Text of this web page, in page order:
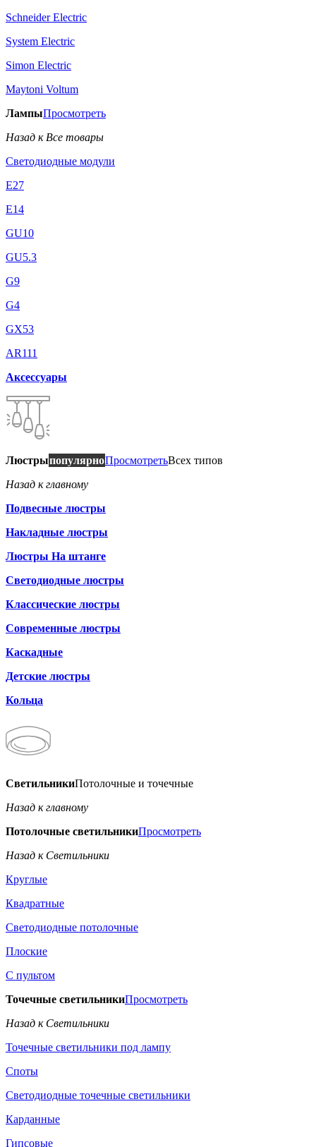
Schneider Electric
System Electric
Simon Electric
Maytoni Voltum
ЛампыПросмотреть
Назад к Все товары
Светодиодные модули
E27
E14
GU10
GU5.3
G9
G4
GX53
AR111
Аксессуары
ЛюстрыпопулярноПросмотретьВсех типов
Назад к главному
Подвесные люстры
Накладные люстры
Люстры На штанге
Светодиодные люстры
Классические люстры
Современные люстры
Каскадные
Детские люстры
Кольца
СветильникиПотолочные и точечные
Назад к главному
Потолочные светильникиПросмотреть
Назад к Светильники
Круглые
Квадратные
Светодиодные потолочные
Плоские
С пультом
Точечные светильникиПросмотреть
Назад к Светильники
Точечные светильники под лампу
Споты
Светодиодные точечные светильники
Карданные
Гипсовые